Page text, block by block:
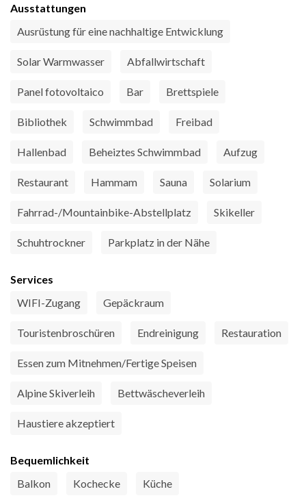
Ausstattungen
Ausrüstung für eine nachhaltige Entwicklung
Solar Warmwasser Abfallwirtschaft
Panel fotovoltaico Bar Brettspiele
Bibliothek Schwimmbad Freibad
Hallenbad Beheiztes Schwimmbad Aufzug
Restaurant Hammam Sauna Solarium
Fahrrad-/Mountainbike-Abstellplatz Skikeller
Schuhtrockner Parkplatz in der Nähe
Services
WIFI-Zugang
Gepäckraum
Touristenbroschüren Endreinigung Restauration
Essen zum Mitnehmen/Fertige Speisen
Alpine Skiverleih Bettwäscheverleih
Haustiere akzeptiert
Bequemlichkeit
Balkon
Kochecke Küche